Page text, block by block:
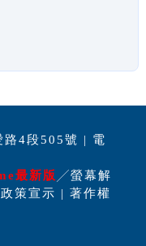
路4段505號 | 電
最新版 ╱螢幕解
策宣示 | 著作權